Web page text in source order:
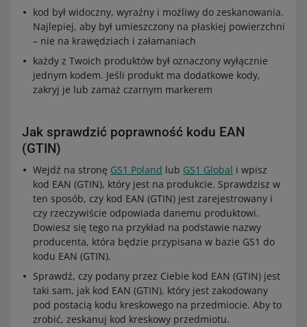
mm. Jeśli opakowanie jest mniejsze,
możesz umieścić na nim naklejkę nie
mniejszą niż 100 mm x 70 mm (szerokość x
wysokość).
Jeśli wysyłasz baterie lub urządzenia
zawierające baterie w opakowaniach
zbiorczych lub na paletach, zadbaj o to,
aby naklejki były widoczne. Jeśli nie jest to
możliwe, umieść naklejkę również na
opakowaniu zbiorczym i oznacz je
napisem: OPAKOWANIE ZBIORCZE (litery
kod był widoczny, wyraźny i możliwy do zeskanowania.
Najlepiej, aby był umieszczony na płaskiej powierzchni
– nie na krawędziach i załamaniach
każdy z Twoich produktów był oznaczony wyłącznie
jednym kodem. Jeśli produkt ma dodatkowe kody,
zakryj je lub zamaż czarnym markerem
Jak sprawdzić poprawność kodu EAN
(GTIN)
Wejdź na stronę GS1 Poland lub GS1 Global i wpisz
kod EAN (GTIN), który jest na produkcie. Sprawdzisz w
ten sposób, czy kod EAN (GTIN) jest zarejestrowany i
czy rzeczywiście odpowiada danemu produktowi.
Dowiesz się tego na przykład na podstawie nazwy
producenta, która będzie przypisana w bazie GS1 do
kodu EAN (GTIN).
Sprawdź, czy podany przez Ciebie kod EAN (GTIN) jest
taki sam, jak kod EAN (GTIN), który jest zakodowany
pod postacią kodu kreskowego na przedmiocie. Aby to
zrobić, zeskanuj kod kreskowy przedmiotu.